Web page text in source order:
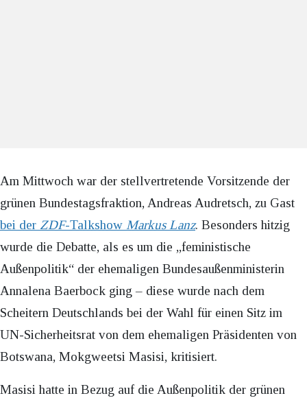
Am Mittwoch war der stellvertretende Vorsitzende der
grünen Bundestagsfraktion, Andreas Audretsch, zu Gast
bei der ZDF-Talkshow Markus Lanz. Besonders hitzig
wurde die Debatte, als es um die „feministische
Außenpolitik“ der ehemaligen Bundesaußenministerin
Annalena Baerbock ging – diese wurde nach dem
Scheitern Deutschlands bei der Wahl für einen Sitz im
UN-Sicherheitsrat von dem ehemaligen Präsidenten von
Botswana, Mokgweetsi Masisi, kritisiert.
Masisi hatte in Bezug auf die Außenpolitik der grünen